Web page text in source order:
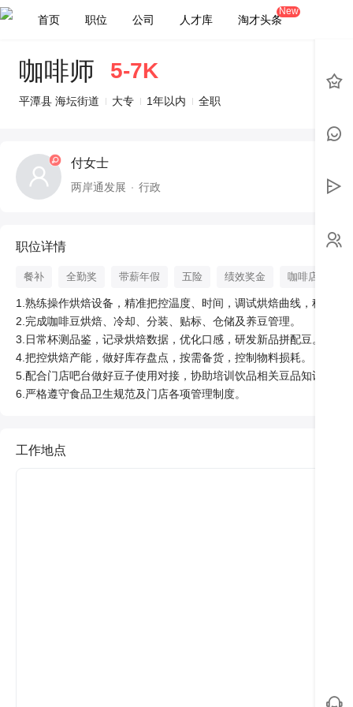
首页 职位 公司 人才库 淘才头条
New
咖啡师 5-7K
平潭县 海坛街道 大专 1年以内 全职
付女士
两岸通发展 行政
职位详情
餐补 全勤奖 带薪年假 五险 绩效奖金 咖啡店
1.熟练操作烘焙设备，精准把控温度、时间，调试烘焙曲线，稳定出
2.完成咖啡豆烘焙、冷却、分装、贴标、仓储及养豆管理。
3.日常杯测品鉴，记录烘焙数据，优化口感，研发新品拼配豆。
4.把控烘焙产能，做好库存盘点，按需备货，控制物料损耗。
5.配合门店吧台做好豆子使用对接，协助培训饮品相关豆品知识。
工作地点